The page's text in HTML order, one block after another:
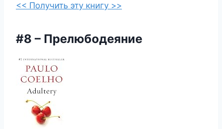
<< Получить эту книгу >>
#8 – Прелюбодеяние